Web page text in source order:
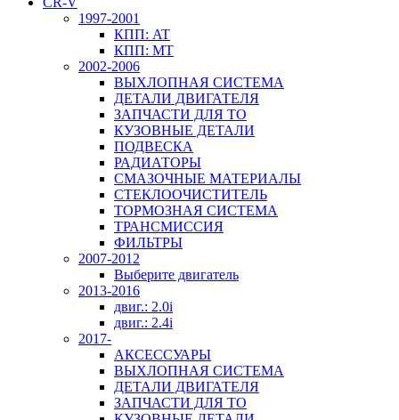
1997-2001
КПП: AT
КПП: MT
2002-2006
ВЫХЛОПНАЯ СИСТЕМА
ДЕТАЛИ ДВИГАТЕЛЯ
ЗАПЧАСТИ ДЛЯ ТО
КУЗОВНЫЕ ДЕТАЛИ
ПОДВЕСКА
РАДИАТОРЫ
СМАЗОЧНЫЕ МАТЕРИАЛЫ
СТЕКЛООЧИСТИТЕЛЬ
ТОРМОЗНАЯ СИСТЕМА
ТРАНСМИССИЯ
ФИЛЬТРЫ
2007-2012
Выберите двигатель
2013-2016
двиг.: 2.0i
двиг.: 2.4i
2017-
АКСЕССУАРЫ
ВЫХЛОПНАЯ СИСТЕМА
ДЕТАЛИ ДВИГАТЕЛЯ
ЗАПЧАСТИ ДЛЯ ТО